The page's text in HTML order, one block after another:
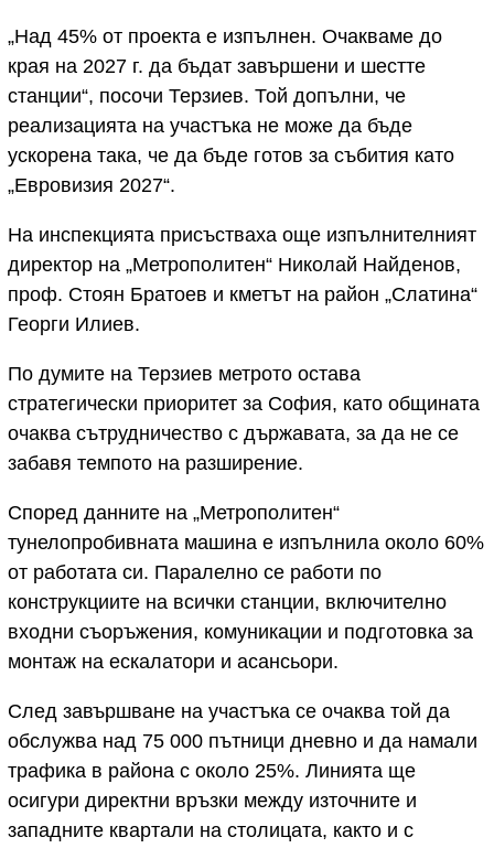
„Над 45% от проекта е изпълнен. Очакваме до
края на 2027 г. да бъдат завършени и шестте
станции“, посочи Терзиев. Той допълни, че
реализацията на участъка не може да бъде
ускорена така, че да бъде готов за събития като
„Евровизия 2027“.
На инспекцията присъстваха още изпълнителният
директор на „Метрополитен“ Николай Найденов,
проф. Стоян Братоев и кметът на район „Слатина“
Георги Илиев.
По думите на Терзиев метрото остава
стратегически приоритет за София, като общината
очаква сътрудничество с държавата, за да не се
забавя темпото на разширение.
Според данните на „Метрополитен“
тунелопробивната машина е изпълнила около 60%
от работата си. Паралелно се работи по
конструкциите на всички станции, включително
входни съоръжения, комуникации и подготовка за
монтаж на ескалатори и асансьори.
След завършване на участъка се очаква той да
обслужва над 75 000 пътници дневно и да намали
трафика в района с около 25%. Линията ще
осигури директни връзки между източните и
западните квартали на столицата, както и с